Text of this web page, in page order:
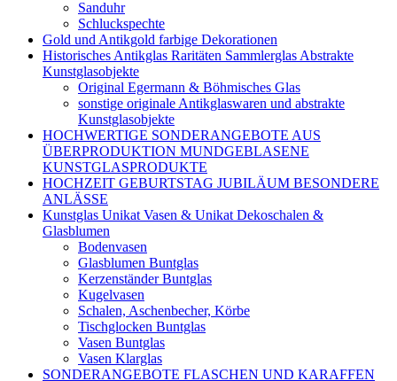
Sanduhr
Schluckspechte
Gold und Antikgold farbige Dekorationen
Historisches Antikglas Raritäten Sammlerglas Abstrakte
Kunstglasobjekte
Original Egermann & Böhmisches Glas
sonstige originale Antikglaswaren und abstrakte
Kunstglasobjekte
HOCHWERTIGE SONDERANGEBOTE AUS
ÜBERPRODUKTION MUNDGEBLASENE
KUNSTGLASPRODUKTE
HOCHZEIT GEBURTSTAG JUBILÄUM BESONDERE
ANLÄSSE
Kunstglas Unikat Vasen & Unikat Dekoschalen &
Glasblumen
Bodenvasen
Glasblumen Buntglas
Kerzenständer Buntglas
Kugelvasen
Schalen, Aschenbecher, Körbe
Tischglocken Buntglas
Vasen Buntglas
Vasen Klarglas
SONDERANGEBOTE FLASCHEN UND KARAFFEN